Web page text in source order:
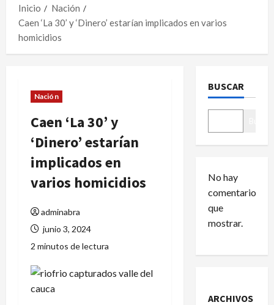
Inicio
Nación
Caen ‘La 30’ y ‘Dinero’ estarían implicados en varios
homicidios
Nación
Caen ‘La 30’ y
‘Dinero’ estarían
implicados en
varios homicidios
adminabra
junio 3, 2024
2 minutos de lectura
BUSCAR
No hay
comentarios
que
mostrar.
ARCHIVOS